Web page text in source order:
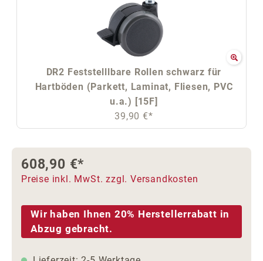
DR2 Feststelllbare Rollen schwarz für
Hartböden (Parkett, Laminat, Fliesen, PVC
u.a.) [15F]
39,90 €*
608,90 €*
Preise inkl. MwSt. zzgl. Versandkosten
Wir haben Ihnen 20% Herstellerrabatt in
Abzug gebracht.